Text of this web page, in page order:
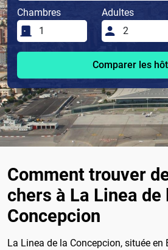
Chambres Adultes
Comparer les
Comment trouver
chers à La Linea de
Concepcion
La Linea de la Concepcion, située en